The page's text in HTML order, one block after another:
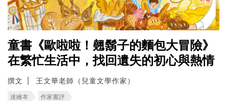
童書《歐啦啦！翹鬍子的麵包大冒險》
在繁忙生活中，找回遺失的初心與熱情
撰文 王文華老師（兒童文學作家）
迷繪本 作家書評